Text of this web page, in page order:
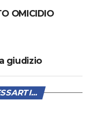
OMICIDIO
giudizio